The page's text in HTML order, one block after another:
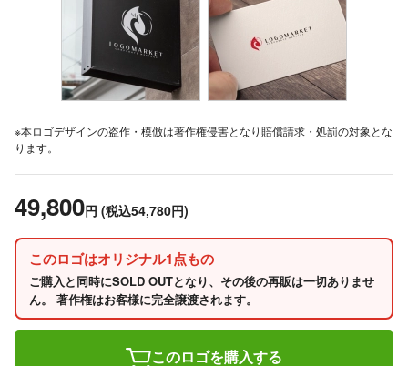
※本ロゴデザインの盗作・模倣は著作権侵害となり賠償請求・処罰の対象とな
ります。
49,800円 (税込54,780円)
このロゴはオリジナル1点もの
ご購入と同時にSOLD OUTとなり、その後の再販は一切ありませ
ん。 著作権はお客様に完全譲渡されます。
このロゴを購入する